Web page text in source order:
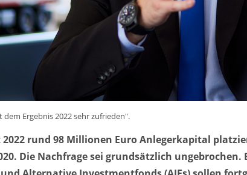
Ergebnis 2022 sehr zufrieden".
rund 98 Millionen Euro Anlegerkapital
Die Nachfrage sei grundsätzlich ungebrochen.